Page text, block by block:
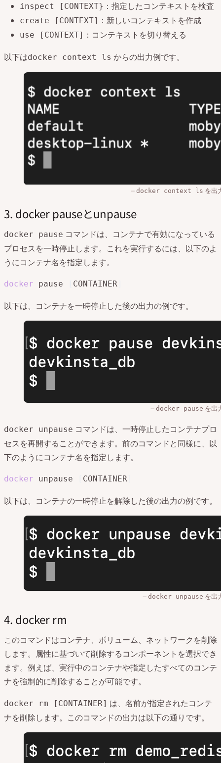
inspect [CONTEXT} ：指定したコンテキストを検査
create [CONTEXT] ：新しいコンテキストを作成
use [CONTEXT] ：コンテキストを切り替える
以下はdocker context ls からの出力例です。
docker context ls を出
3. docker pauseとunpause
docker pause コマンドは、コンテナで有効になっている
プロセスを一時停止します。これを実行するには、以下のよ
うにコンテナ名を指定します。
docker pause CONTAINER
以下は、コンテナを一時停止した後の出力の例です。
docker pause を出
docker unpause コマンドは、一時停止したコンテナプロ
セスを再開することができます。前のコマンドと同様に、以
下のようにコンテナ名を指定します。
docker unpause CONTAINER
以下は、コンテナの一時停止を解除した後の出力の例です。
docker unpause を出
4. docker rm
このコマンドはコンテナ、ボリューム、ネットワークを削除
します。属性に基づいて削除するコンポーネントを選択でき
ます。例えば、実行中のコンテナや指定したすべてのコンテ
ナを強制的に削除することが可能です。
docker rm [CONTAINER] は、名前が指定されたコンテ
ナを削除します。このコマンドの出力は以下の通りです。